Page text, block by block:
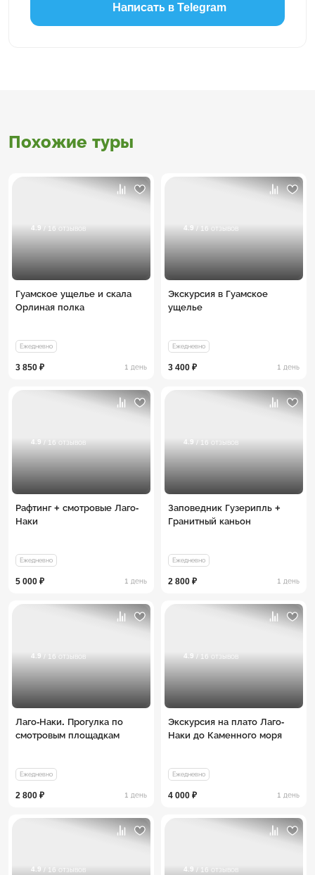
Написать в Telegram
Похожие туры
4.9 / 16 отзывов
Гуамское ущелье и скала
Орлиная полка
Ежедневно
3 850 ₽ 1 день
4.9 / 16 отзывов
Экскурсия в Гуамское
ущелье
Ежедневно
3 400 ₽ 1 день
4.9 / 16 отзывов
Рафтинг + смотровые Лаго-
Наки
Ежедневно
5 000 ₽ 1 день
4.9 / 16 отзывов
Заповедник Гузерипль +
Гранитный каньон
Ежедневно
2 800 ₽ 1 день
4.9 / 16 отзывов
Лаго-Наки. Прогулка по
смотровым площадкам
Ежедневно
2 800 ₽ 1 день
4.9 / 16 отзывов
Экскурсия на плато Лаго-
Наки до Каменного моря
Ежедневно
4 000 ₽ 1 день
4.9 / 16 отзывов 4.9 / 16 отзывов